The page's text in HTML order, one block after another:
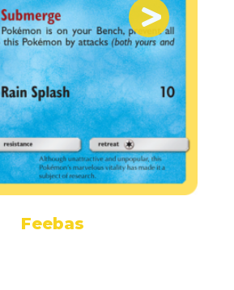
Feebas